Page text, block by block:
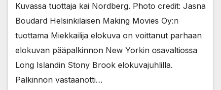
Kuvassa tuottaja kai Nordberg. Photo credit: Jasna
Boudard Helsinkiläisen Making Movies Oy:n
tuottama Miekkailija elokuva on voittanut parhaan
elokuvan pääpalkinnon New Yorkin osavaltiossa
Long Islandin Stony Brook elokuvajuhlilla.
Palkinnon vastaanotti…